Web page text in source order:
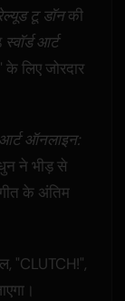
टू डॉनकी
स्वॉर्ड आर्ट
लिए जोरदार
आर्ट ऑनलाइन:
ने भीड़ से
के अंतिम
"CLUTCH!",